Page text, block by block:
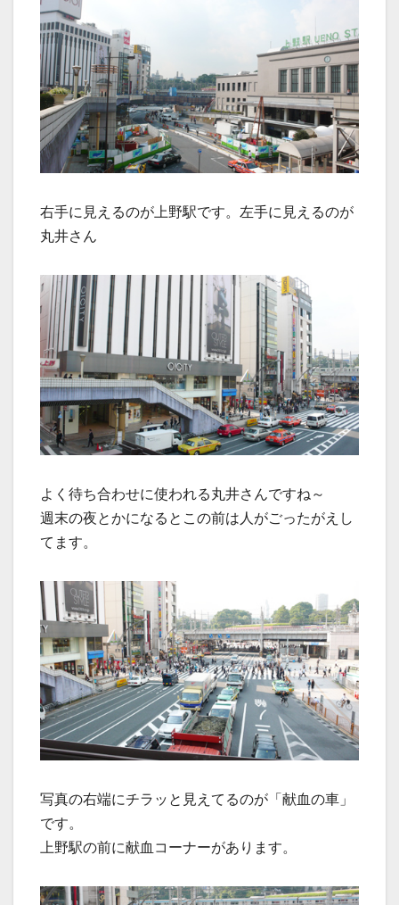
右手に見えるのが上野駅です。左手に見えるのが
丸井さん
よく待ち合わせに使われる丸井さんですね～
週末の夜とかになるとこの前は人がごったがえし
てます。
写真の右端にチラッと見えてるのが「献血の車」
です。
上野駅の前に献血コーナーがあります。